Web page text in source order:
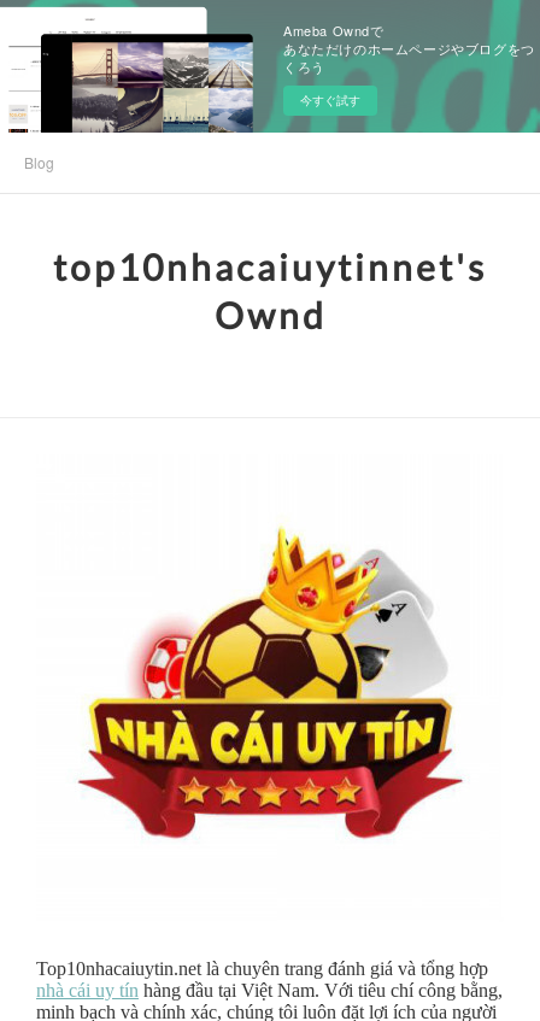
Ameba Owndで
あなただけのホームページやブログをつ
くろう
今すぐ試す
Blog
top10nhacaiuytinnet's
Ownd